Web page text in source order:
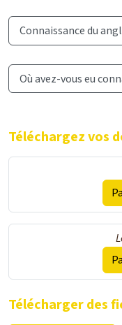
Connaissance du
Où avez-vous eu
Téléchargez vos
Télécharger des